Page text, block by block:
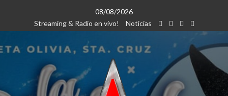
contenido
08/08/2026
Streaming & Radio en vivo!
Noticias